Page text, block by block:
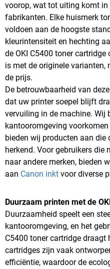
voorop, wat tot uiting komt in
fabrikanten. Elke huismerk
voldoen aan de hoogste
kleurintensiteit en hechting
de OKI C5400 toner
is met de originele varianten,
de prijs.
De betrouwbaarheid van
dat uw printer soepel blijft
vervuiling in de machine. Wij
kantooromgeving
bieden wij producten aan die
herkend. Voor gebruikers die
naar andere merken, bieden
aan Canon inkt voor diverse
Duurzaam printen met de
Duurzaamheid speelt een
kantooromgeving, en het
C5400 toner cartridge
cartridges zijn vaak
efficiëntie, waardoor de